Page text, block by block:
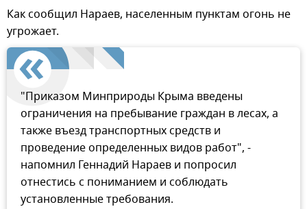
Как сообщил Нараев, населенным пунктам огонь не
угрожает.
"Приказом Минприроды Крыма введены
ограничения на пребывание граждан в лесах, а
также въезд транспортных средств и
проведение определенных видов работ", -
напомнил Геннадий Нараев и попросил
отнестись с пониманием и соблюдать
установленные требования.